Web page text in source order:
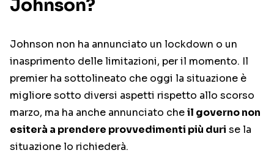
Johnson?
Johnson non ha annunciato un lockdown o un
inasprimento delle limitazioni, per il momento. Il
premier ha sottolineato che oggi la situazione è
migliore sotto diversi aspetti rispetto allo scorso
marzo, ma ha anche annunciato cheil governo non
esiterà a prendere provvedimenti più duri se la
situazione lo richiederà.